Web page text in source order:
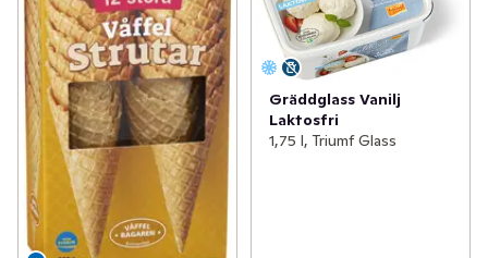
Gräddglass Vanilj
Laktosfri
1,75 l, Triumf Glass